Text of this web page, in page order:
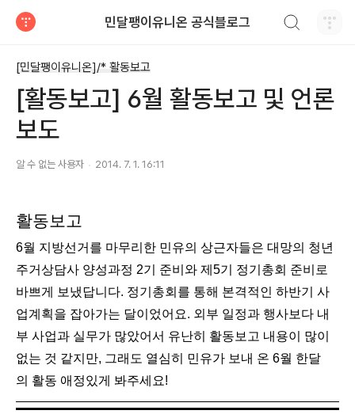
민달팽이유니온 공식블로그
[민달팽이유니온]/* 활동보고
[활동보고] 6월 활동보고 및 언론
보도
알 수 없는 사용자 2014. 7. 1. 16:11
활동보고
6월 지방선거를 마무리한 민유의 상근자들은 대망의 청년
주거상담사 양성과정 2기 준비와 제5기 정기총회 준비로
바쁘게 보냈답니다. 정기총회를 통해 본격적인 하반기 사
업계획을 잡아가는 달이었어요. 외부 일정과 행사보다 내
부 사업과 실무가 많았어서 유난히 활동보고 내용이 많이
없는 것 같지만, 그래도 열심히 민유가 보내 온 6월 한달
의 활동 애정있게 봐주세요!